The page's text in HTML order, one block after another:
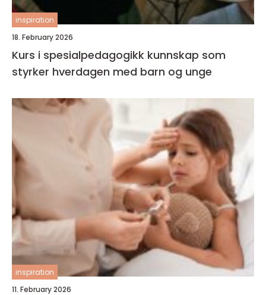
inspiration
18. February 2026
Kurs i spesialpedagogikk kunnskap som
styrker hverdagen med barn og unge
inspiration
11. February 2026